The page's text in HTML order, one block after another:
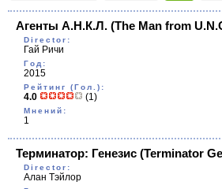
Агенты А.Н.К.Л. (The Man from
Director:
Гай Ричи
Год:
2015
Рейтинг (Гол.):
4.0 (1)
Мнений:
1
Терминатор: Генезис (Terminator
Director:
Алан Тэйлор